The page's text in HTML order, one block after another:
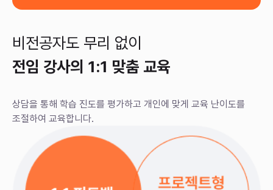
비전공자도 무리 없이
전임 강사의 1:1 맞춤 교육
상담을 통해 학습 진도를 평가하고 개인에 맞게 교육 난이도를
조절하여 교육합니다.